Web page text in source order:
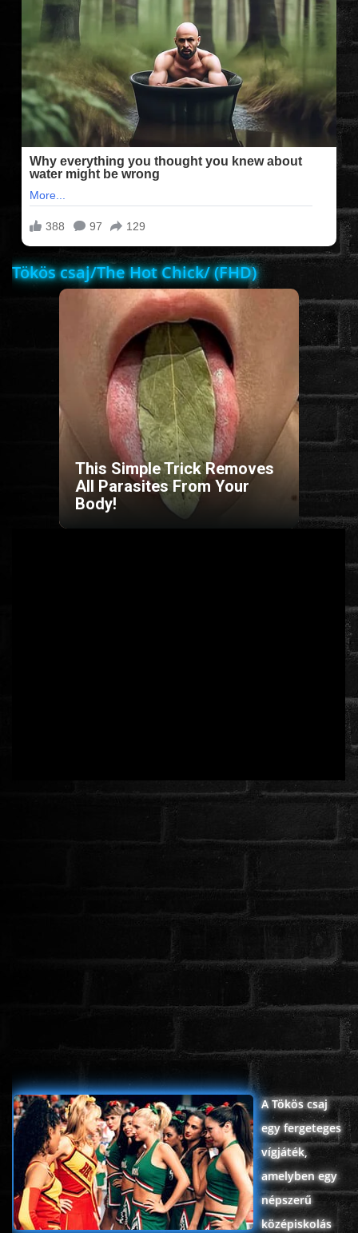
FILMEK (2025-ÖS)
FILMEK (2024-ES)
FILMEK (2023-AS)
FILMEK (2022-ES)
FELIRATOS FILMEK
AKCIÓ
DOKUMENTUMFILMEK
ÉLŐ ADÁSOK (LIVE)
SOROZAT
KARÁCSONYI FILMEK
Tökös csaj/The Hot Chick/ (FHD)
This Simple Trick Removes
All Parasites From Your
Body!
A Tökös csaj
egy fergeteges
vígjáték,
amelyben egy
népszerű
középiskolás